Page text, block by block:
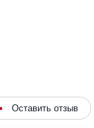
Оставить отзыв